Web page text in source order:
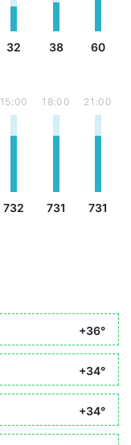
32 38 60
15:00
732
18:00
731
21:00
731
+36°
+34°
+34°